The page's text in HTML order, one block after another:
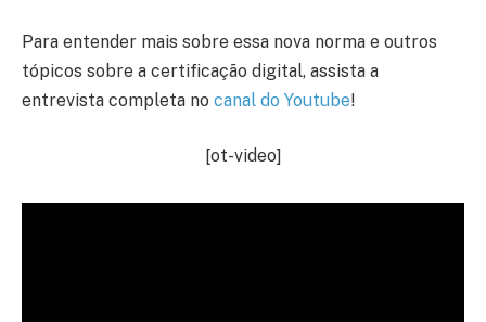
Para entender mais sobre essa nova norma e outros
tópicos sobre a certificação digital, assista a
entrevista completa no canal do Youtube!
[ot-video]